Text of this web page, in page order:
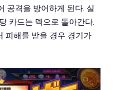
공격을 방어하게 된다. 실
카드는 덱으로 돌아간다.
피해를 받을 경우 경기가